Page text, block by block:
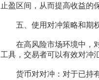
止盈区间，从而提高收益的
五、使用对冲策略和期
在高风险市场环境中，对
工具，交易者可以有效对冲
货币对对冲：对于已持有